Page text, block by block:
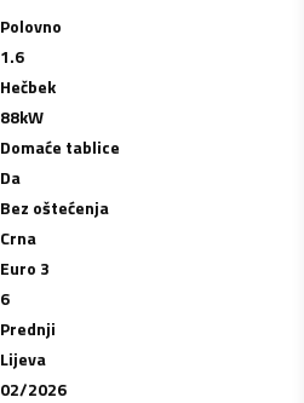
Polovno
1.6
Hečbek
88kW
Domaće tablice
Da
Bez oštećenja
Crna
Euro 3
6
Prednji
Lijeva
02/2026